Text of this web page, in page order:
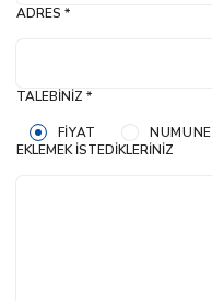
ADRES *
TALEBINIZ *
FIYAT
NUMUNE
EKLEMEK İSTEDIKLERINIZ